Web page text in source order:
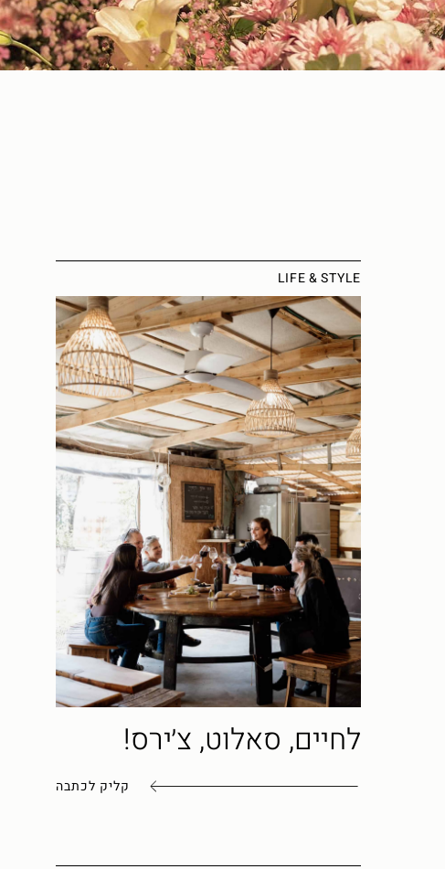
LIFE & STYLE
לחיים, סאלוט, צ׳ירס!
קליק לכתבה